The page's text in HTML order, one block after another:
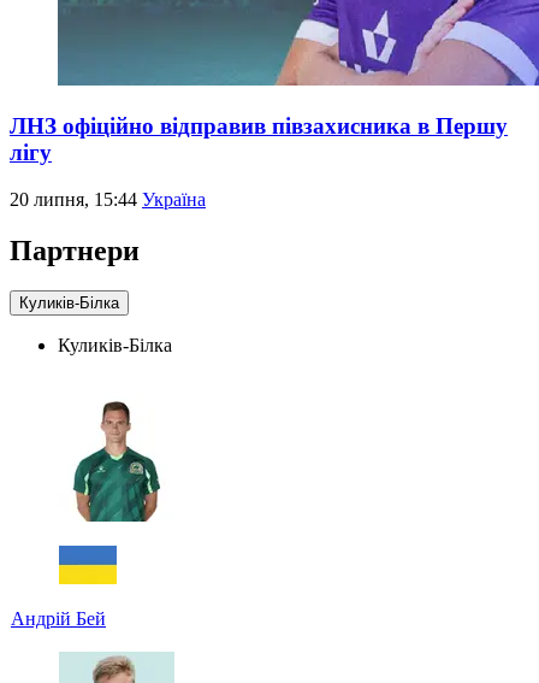
ЛНЗ офіційно відправив півзахисника в Першу
лігу
20 липня, 15:44 Україна
Партнери
Куликів-Білка
Куликів-Білка
Андрій Бей